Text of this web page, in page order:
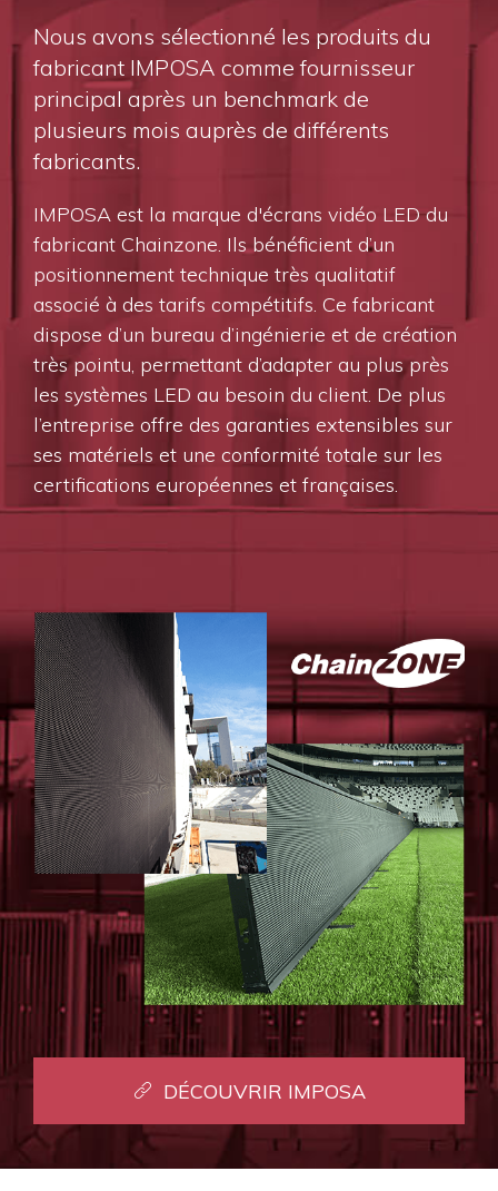
Nous avons sélectionné les produits du
fabricant IMPOSA comme fournisseur
principal après un benchmark de
plusieurs mois auprès de différents
fabricants.
IMPOSA est la marque d'écrans vidéo LED du
fabricant Chainzone. Ils bénéficient d’un
positionnement technique très qualitatif
associé à des tarifs compétitifs. Ce fabricant
dispose d’un bureau d’ingénierie et de création
très pointu, permettant d’adapter au plus près
les systèmes LED au besoin du client. De plus
l’entreprise offre des garanties extensibles sur
ses matériels et une conformité totale sur les
certifications européennes et françaises.
DÉCOUVRIR IMPOSA